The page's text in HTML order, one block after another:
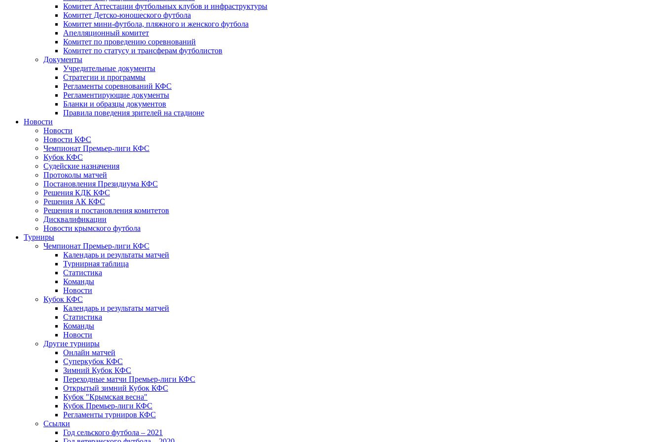
Комитет Аттестации футбольных клубов и инфраструктуры
Комитет Детско-юношеского футбола
Комитет мини-футбола, пляжного и женского футбола
Апелляционный комитет
Комитет по проведению соревнований
Комитет по статусу и трансферам футболистов
Документы
Учредительные документы
Стратегии и программы
Регламенты соревнований КФС
Регламентирующие документы
Бланки и образцы документов
Правила поведения зрителей на стадионе
Новости
Новости
Новости КФС
Чемпионат Премьер-лиги КФС
Кубок КФС
Судейские назначения
Протоколы матчей
Постановления Президиума КФС
Решения КДК КФС
Решения АК КФС
Решения и постановления комитетов
Дисквалификации
Новости крымского футбола
Турниры
Чемпионат Премьер-лиги КФС
Календарь и результаты матчей
Турнирная таблица
Статистика
Команды
Новости
Кубок КФС
Календарь и результаты матчей
Статистика
Команды
Новости
Другие турниры
Онлайн матчей
Суперкубок КФС
Зимний Кубок КФС
Переходные матчи Премьер-лиги КФС
Открытый зимний Кубок КФС
Кубок "Крымская весна"
Кубок Премьер-лиги КФС
Регламенты турниров КФС
Ссылки
Год сельского футбола – 2021